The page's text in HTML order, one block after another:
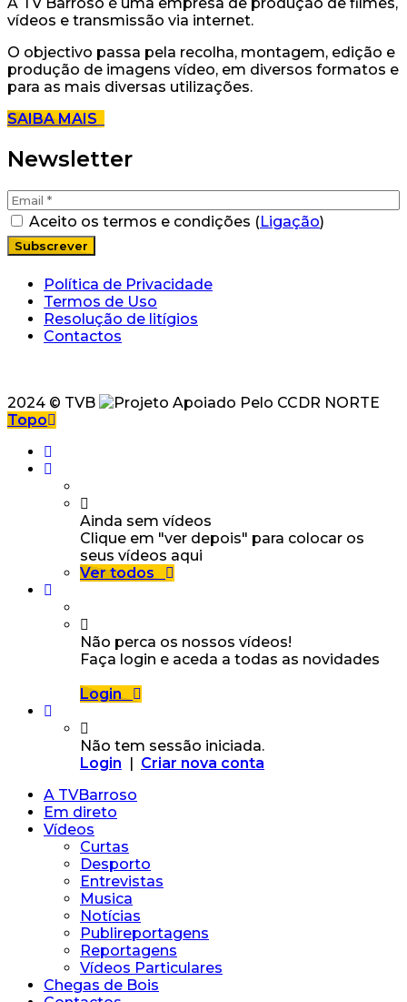
vídeos e transmissão via internet.
O objectivo passa pela recolha, montagem, edição e
produção de imagens vídeo, em diversos formatos e
para as mais diversas utilizações.
SAIBA MAIS
Newsletter
Aceito os termos e condições (Ligação)
Política de Privacidade
Termos de Uso
Resolução de litígios
Contactos
2024 © TVB
Topo
Ainda sem vídeos
Clique em "ver depois" para colocar os
seus vídeos aqui
Ver todos
Não perca os nossos vídeos!
Faça login e aceda a todas as novidades
Login
Não tem sessão iniciada.
Login | Criar nova conta
A TVBarroso
Em direto
Vídeos
Curtas
Desporto
Entrevistas
Musica
Notícias
Publireportagens
Reportagens
Vídeos Particulares
Chegas de Bois